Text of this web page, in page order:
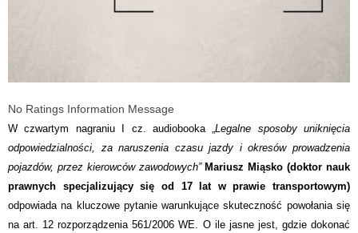
No Ratings Information Message
W czwartym nagraniu I cz. audiobooka „Legalne sposoby uniknięcia
odpowiedzialności, za naruszenia czasu jazdy i okresów prowadzenia
pojazdów, przez kierowców zawodowych” Mariusz Miąsko (doktor nauk
prawnych specjalizujący się od 17 lat w prawie transportowym)
odpowiada na kluczowe pytanie warunkujące skuteczność powołania się
na art. 12 rozporządzenia 561/2006 WE. O ile jasne jest, gdzie dokonać